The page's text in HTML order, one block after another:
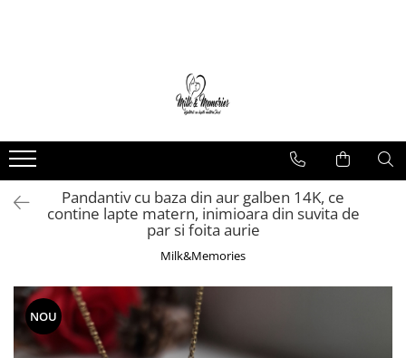
Brățări argint
Brățări șnur
Charm-uri
Cercei
Inele
Inele aur
Inele argint
Pandantiv cu baza din aur galben 14K, ce
contine lapte matern, inimioara din suvita de
par si foita aurie
Milk&Memories
NOU